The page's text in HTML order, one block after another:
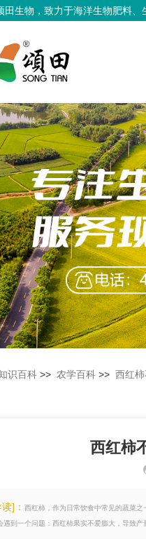
田生物，致力于海洋生物肥料
识百科 >> 农学百科 >> 西红
西红柿
]： 西红柿，作为日常饮食中常见的蔬菜
遇到一个问题：西红柿果实不爱膨大，导致